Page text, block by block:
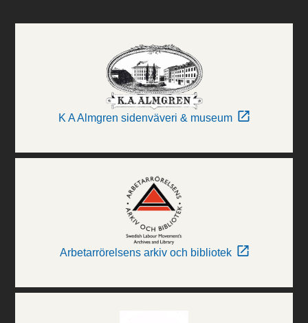
K A Almgren sidenväveri & museum
Arbetarrörelsens arkiv och bibliotek